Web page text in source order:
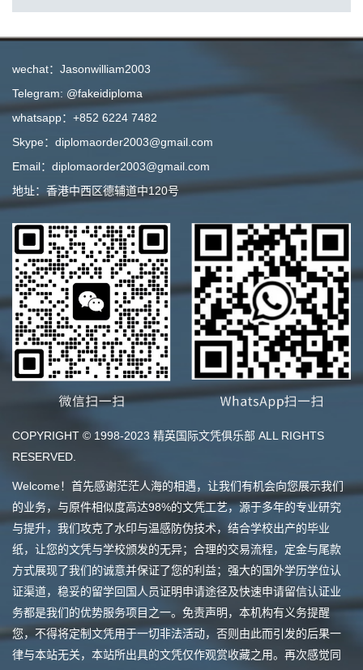
wechat：Jasonwilliam2003
Telegram: @fakeidiploma
whatsapp：+852 6224 7482
Skype：diplomaorder2003@gmail.com
Email：diplomaorder2003@gmail.com
地址：香港中西区德辅道中120号
COPYRIGHT © 1998-2023 精英国际文凭俱乐部 ALL RIGHTS
RESERVED.
Welcome！首先感谢茫茫人海的相遇，让我们有机会向您展示我们
的业务，与原件相似度高达98%的文凭工艺，源于多年的专业研究
与提升，我们攻克了水印与温感防伪技术，结合学校出产的毕业
纸，让您的文凭与学校颁发的无异；合理的交易流程，定金与尾款
方式展现了我们的诚意并保证了您的利益；强大的国外学历学位认
证渠道，稳妥的留学回国人员证明申请途径及快速申请留信认证业
务都是我们的优势服务项目之一。免责声明，本机构有义务提醒
您，不得将定制文凭用于一切非法活动，否则由此而引发的后果一
律与本站无关，本站所出具的文凭仅作观赏收藏之用。再次感觉同